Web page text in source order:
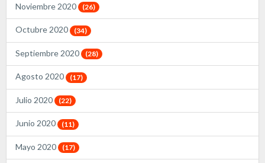
Noviembre 2020 (26)
Octubre 2020 (34)
Septiembre 2020 (28)
Agosto 2020 (17)
Julio 2020 (22)
Junio 2020 (11)
Mayo 2020 (17)